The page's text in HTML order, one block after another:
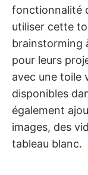
fonctionnalité
utiliser cette
brainstorming
pour leurs
avec une toile
disponibles
également
images, des
tableau blanc.